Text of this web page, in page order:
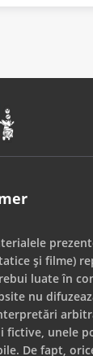
și filme)
luate în
nu
fictive, unele
De fapt,